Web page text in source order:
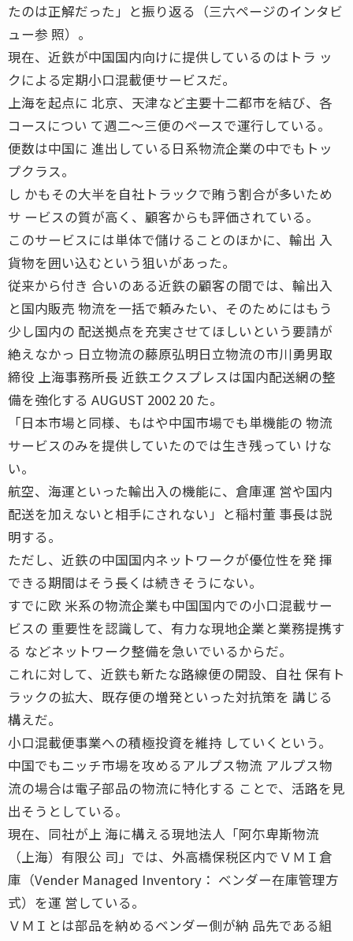
たのは正解だった」と振り返る（三六ページのインタビ
ュー参 照）。
現在、近鉄が中国国内向けに提供しているのはトラ ッ
クによる定期小口混載便サービスだ。
上海を起点に 北京、天津など主要十二都市を結び、各
コースについ て週二〜三便のペースで運行している。
便数は中国に 進出している日系物流企業の中でもトッ
プクラス。
し かもその大半を自社トラックで賄う割合が多いため
サ ービスの質が高く、顧客からも評価されている。
このサービスには単体で儲けることのほかに、輸出 入
貨物を囲い込むという狙いがあった。
従来から付き 合いのある近鉄の顧客の間では、輸出入
と国内販売 物流を一括で頼みたい、そのためにはもう
少し国内の 配送拠点を充実させてほしいという要請が
絶えなかっ 日立物流の藤原弘明日立物流の市川勇男取
締役 上海事務所長 近鉄エクスプレスは国内配送網の整
備を強化する AUGUST 2002 20 た。
「日本市場と同様、もはや中国市場でも単機能の 物流
サービスのみを提供していたのでは生き残ってい けな
い。
航空、海運といった輸出入の機能に、倉庫運 営や国内
配送を加えないと相手にされない」と稲村董 事長は説
明する。
ただし、近鉄の中国国内ネットワークが優位性を発 揮
できる期間はそう長くは続きそうにない。
すでに欧 米系の物流企業も中国国内での小口混載サー
ビスの 重要性を認識して、有力な現地企業と業務提携す
る などネットワーク整備を急いでいるからだ。
これに対して、近鉄も新たな路線便の開設、自社 保有ト
ラックの拡大、既存便の増発といった対抗策を 講じる
構えだ。
小口混載便事業への積極投資を維持 していくという。
中国でもニッチ市場を攻めるアルプス物流 アルプス物
流の場合は電子部品の物流に特化する ことで、活路を見
出そうとしている。
現在、同社が上 海に構える現地法人「阿尓卑斯物流
（上海）有限公 司」では、外高橋保税区内でＶＭＩ倉
庫（Vender Managed Inventory： ベンダー在庫管理方
式）を運 営している。
ＶＭＩとは部品を納めるベンダー側が納 品先である組